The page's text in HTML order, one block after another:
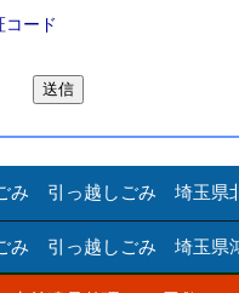
み 引っ越しごみ 埼玉県
み 引っ越しごみ 埼玉県